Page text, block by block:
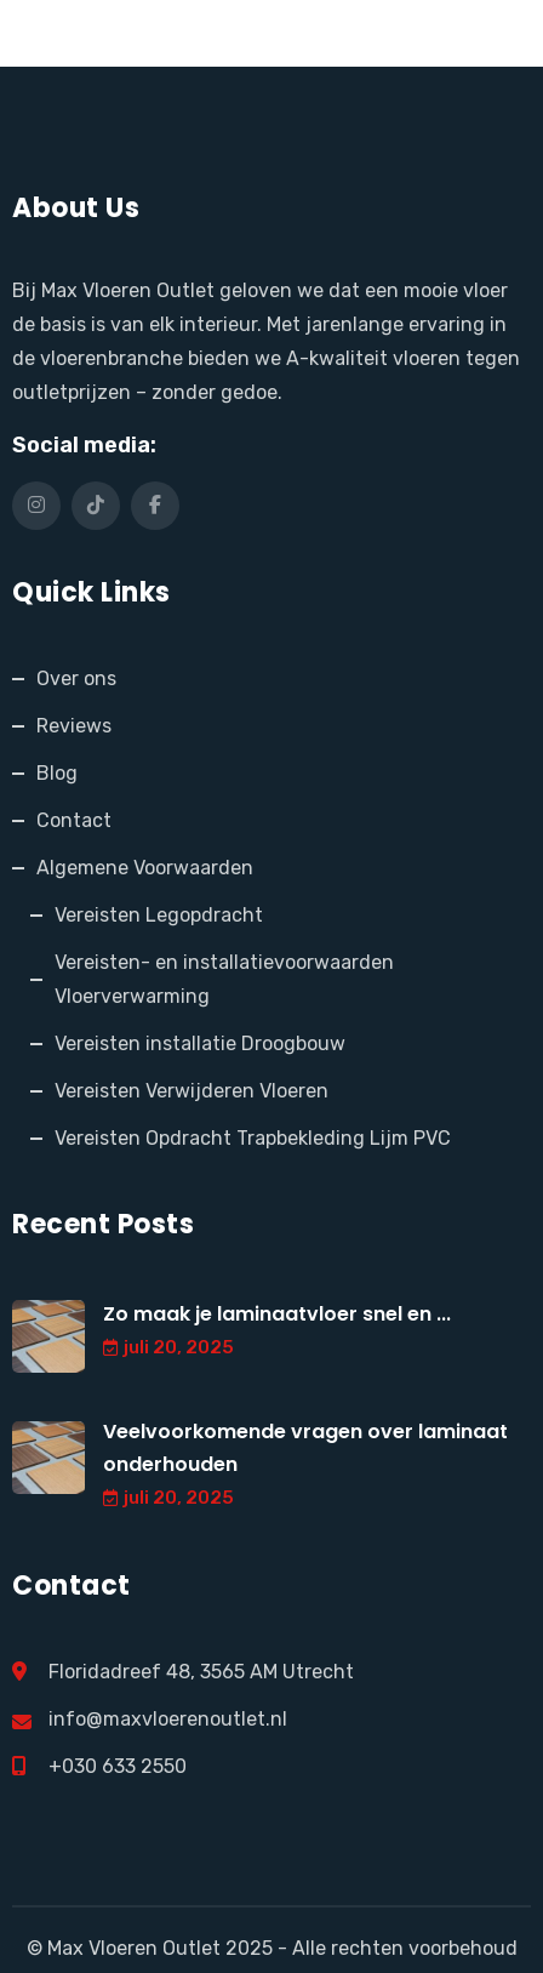
About Us
Bij Max Vloeren Outlet geloven we dat een mooie vloer
de basis is van elk interieur. Met jarenlange ervaring in
de vloerenbranche bieden we A-kwaliteit vloeren tegen
outletprijzen – zonder gedoe.
Social media:
Quick Links
Over ons
Reviews
Blog
Contact
Algemene Voorwaarden
Vereisten Legopdracht
Vereisten- en installatievoorwaarden
Vloerverwarming
Vereisten installatie Droogbouw
Vereisten Verwijderen Vloeren
Vereisten Opdracht Trapbekleding Lijm PVC
Recent Posts
Zo maak je laminaatvloer snel en ...
juli 20, 2025
Veelvoorkomende vragen over laminaat
onderhouden
juli 20, 2025
Contact
Floridadreef 48, 3565 AM Utrecht
info@maxvloerenoutlet.nl
+030 633 2550
© Max Vloeren Outlet 2025 - Alle rechten voorbehoud